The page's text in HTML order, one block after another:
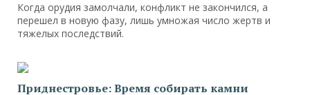
Когда орудия замолчали, конфликт не закончился, а
перешел в новую фазу, лишь умножая число жертв и
тяжелых последствий.
Приднестровье: Время собирать камни